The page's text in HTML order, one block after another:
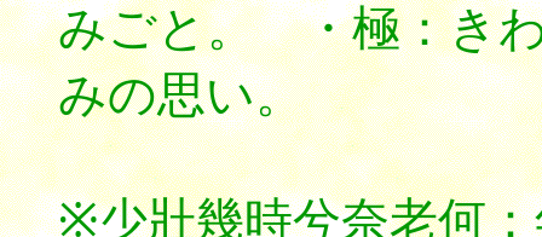
みごと。 ・極：き
みの思い。
※少壯幾時兮奈老何